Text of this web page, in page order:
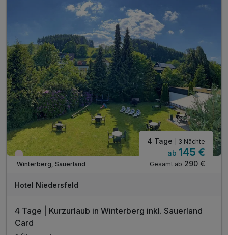
Nur noch Restplätze
Winterberg, Sauerland
4 Tage | 3 Nächte
ab 145 €
Gesamt ab 290 €
Hotel Niedersfeld
4 Tage | Kurzurlaub in Winterberg inkl. Sauerland
Card